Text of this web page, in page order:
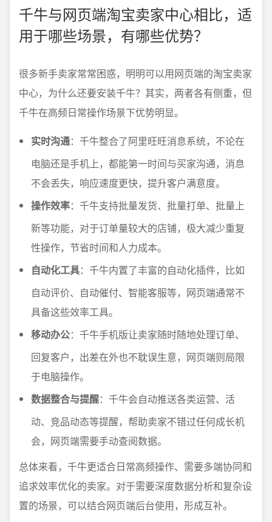
千牛与网页端淘宝卖家中心相比，适
用于哪些场景，有哪些优势？
很多新手卖家常常困惑，明明可以用网页端的淘宝卖家
中心，为什么还要安装千牛？其实，两者各有侧重，但
千牛在高频日常操作场景下优势明显。
实时沟通：千牛整合了阿里旺旺消息系统，不论在
电脑还是手机上，都能第一时间与买家沟通，消息
不会丢失，响应速度更快，提升客户满意度。
操作效率：千牛支持批量发货、批量打单、批量上
新等功能，对于订单量较大的店铺，极大减少重复
性操作，节省时间和人力成本。
自动化工具：千牛内置了丰富的自动化插件，比如
自动评价、自动催付、智能客服等，网页端通常不
具备这些效率工具。
移动办公：千牛手机版让卖家随时随地处理订单、
回复客户，出差在外也不耽误生意，网页端则局限
于电脑操作。
数据整合与提醒：千牛会自动推送各类运营、活
动、竞品动态等提醒，帮助卖家不错过任何成长机
会，网页端需要手动查阅数据。
总体来看，千牛更适合日常高频操作、需要多端协同和
追求效率优化的卖家。对于需要深度数据分析和复杂设
置的场景，可以结合网页端后台使用，形成互补。